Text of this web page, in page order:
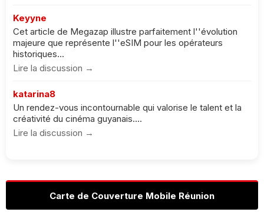
Keyyne
Cet article de Megazap illustre parfaitement l''évolution
majeure que représente l''eSIM pour les opérateurs
historiques...
Lire la discussion →
katarina8
Un rendez-vous incontournable qui valorise le talent et la
créativité du cinéma guyanais....
Lire la discussion →
Carte de Couverture Mobile Réunion